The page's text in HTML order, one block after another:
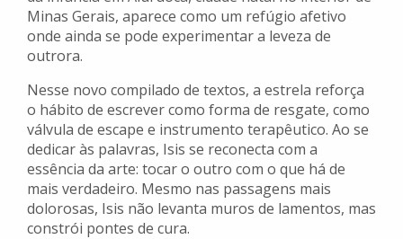
Minas Gerais, aparece como um refúgio afetivo
onde ainda se pode experimentar a leveza de
outrora.
Nesse novo compilado de textos, a estrela reforça
o hábito de escrever como forma de resgate, como
válvula de escape e instrumento terapêutico. Ao se
dedicar às palavras, Isis se reconecta com a
essência da arte: tocar o outro com o que há de
mais verdadeiro. Mesmo nas passagens mais
dolorosas, Isis não levanta muros de lamentos, mas
constrói pontes de cura.